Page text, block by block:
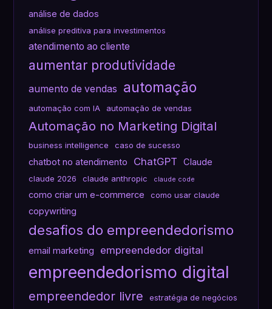
análise de dados
análise preditiva para investimentos
atendimento ao cliente
aumentar produtividade
aumento de vendas automação
automação com IA automação de vendas
Automação no Marketing Digital
business intelligence caso de sucesso
chatbot no atendimento ChatGPT Claude
claude 2026 claude anthropic claude code
como criar um e-commerce como usar claude
copywriting
desafios do empreendedorismo
email marketing empreendedor digital
empreendedorismo digital
empreendedor livre estratégia de negócios